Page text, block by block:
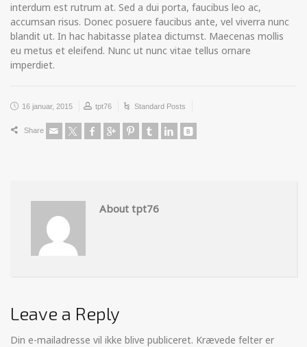
interdum est rutrum at. Sed a dui porta, faucibus leo ac,
accumsan risus. Donec posuere faucibus ante, vel viverra nunc
blandit ut. In hac habitasse platea dictumst. Maecenas mollis
eu metus et eleifend. Nunc ut nunc vitae tellus ornare
imperdiet.
16 januar, 2015 tpt76 Standard Posts
Share
About tpt76
Leave a Reply
Din e-mailadresse vil ikke blive publiceret. Krævede felter er